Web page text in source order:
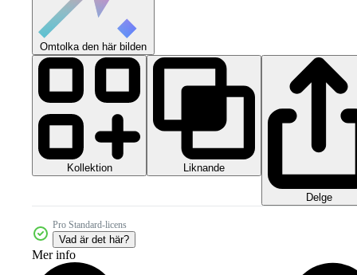
Omtolka den här bilden
Kollektion Liknande
Delge
Pro Standard-licens
Vad är det här?
Mer info